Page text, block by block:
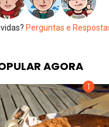
Perguntas e
AGORA